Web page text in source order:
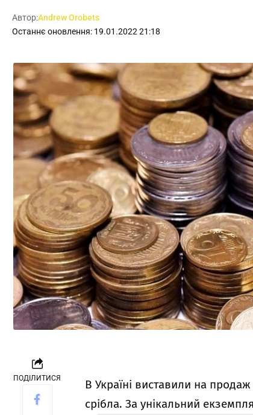
Останнє оновлення: 19.01.2022 21:18
Автор:Andrew Orobets
ПОДІЛИТИСЯ
В Україні виставили на
срібла. За унікальний